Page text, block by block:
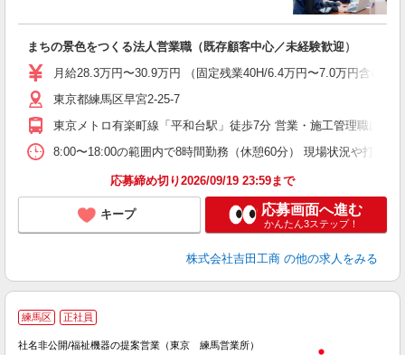
まちの景色をつくる法人営業職（既存顧客中心／未経験歓迎）
月給28.3万円〜30.9万円 （固定残業40H/6.4万円〜7.0万円含む※
東京都練馬区早宮2-25-7
東京メトロ有楽町線「平和台駅」徒歩7分 営業・施工管理職は社
8:00〜18:00の範囲内で8時間勤務（休憩60分） 現場状況や打合
応募締め切り2026/09/19 23:59まで
キープ 応募画面へ進む
かんたん3ステップ！
株式会社吉田工商 の他の求人をみる
練馬区 正社員
社名非公開/福祉機器の提案営業（東京 練馬営業所）